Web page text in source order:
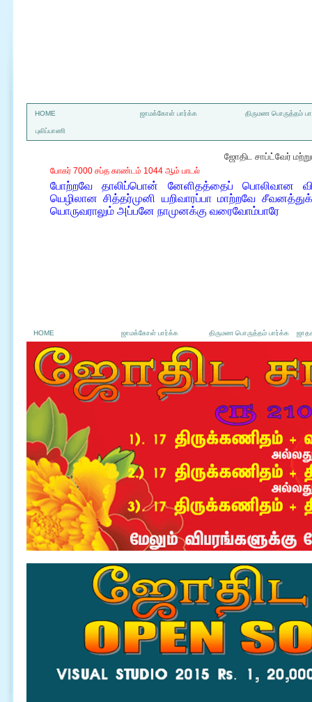
HOME ஜாமக்கோள் பார்க்க திருமண பொருத்தம்
புலிப்பாணி
ஜோதிட சாப்ட்வேர்
போகர் 7000 சப்த காண்டம் 1044 ஆம் பாடல்
போற்றவே தாலிப்பொன் னேளிதத்தைப் பொலிவான
யெழிலான சித்தர்முனி யறிவாரப்பா மாற்றவே
யொருவராலும் அப்பனே நாமுனக்கு வரைவோம்பாரே
HOME ஜாமக்கோள் பார்க்க திருமண பொருத்தம் பார்க்க